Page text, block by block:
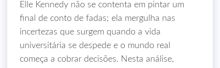
Elle Kennedy não se contenta em pintar um
final de conto de fadas; ela mergulha nas
incertezas que surgem quando a vida
universitária se despede e o mundo real
começa a cobrar decisões. Nesta análise,